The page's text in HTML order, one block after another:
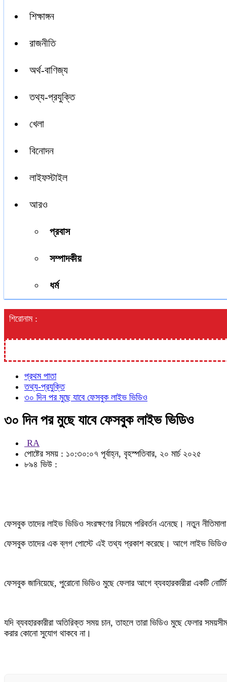
শিক্ষাঙ্গন
রাজনীতি
অর্থ-বাণিজ্য
তথ্য-প্রযুক্তি
খেলা
বিনোদন
লাইফস্টাইল
আরও
প্রবাস
সম্পাদকীয়
ধর্ম
শিরোনাম :
প্রথম পাতা
তথ্য-প্রযুক্তি
৩০ দিন পর মুছে যাবে ফেসবুক লাইভ ভিডিও
৩০ দিন পর মুছে যাবে ফেসবুক লাইভ ভিডিও
RA
পোষ্টের সময় : ১০:৩০:০৭ পূর্বাহ্ন, বৃহস্পতিবার, ২০ মার্চ ২০২৫
৮৯৪ ভিউ :
ফেসবুক তাদের লাইভ ভিডিও সংরক্ষণের নিয়মে পরিবর্তন এনেছে। নতুন
ফেসবুক তাদের এক ব্লগ পোস্টে এই তথ্য প্রকাশ করেছে। আগে লাইভ ভিডিওগুলো
ফেসবুক জানিয়েছে, পুরোনো ভিডিও মুছে ফেলার আগে ব্যবহারকারীরা একটি
যদি ব্যবহারকারীরা অতিরিক্ত সময় চান, তাহলে তারা ভিডিও মুছে ফেলার
করার কোনো সুযোগ থাকবে না।